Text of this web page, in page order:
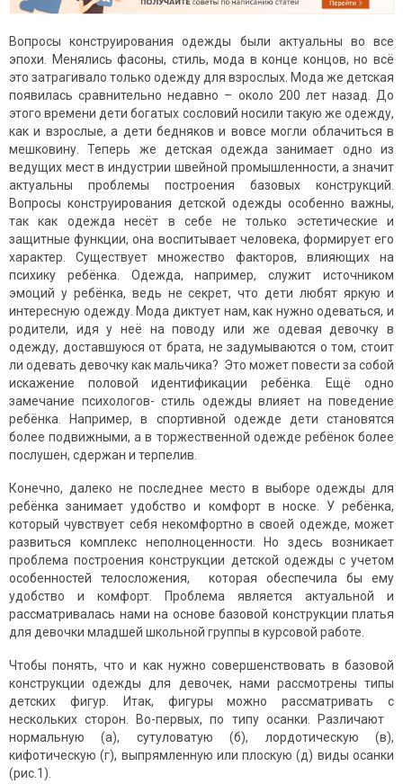
Вопросы конструирования одежды были актуальны во все
эпохи. Менялись фасоны, стиль, мода в конце концов, но всё
это затрагивало только одежду для взрослых. Мода же детская
появилась сравнительно недавно – около 200 лет назад. До
этого времени дети богатых сословий носили такую же одежду,
как и взрослые, а дети бедняков и вовсе могли облачиться в
мешковину. Теперь же детская одежда занимает одно из
ведущих мест в индустрии швейной промышленности, а значит
актуальны проблемы построения базовых конструкций.
Вопросы конструирования детской одежды особенно важны,
так как одежда несёт в себе не только эстетические и
защитные функции, она воспитывает человека, формирует его
характер. Существует множество факторов, влияющих на
психику ребёнка. Одежда, например, служит источником
эмоций у ребёнка, ведь не секрет, что дети любят яркую и
интересную одежду. Мода диктует нам, как нужно одеваться, и
родители, идя у неё на поводу или же одевая девочку в
одежду, доставшуюся от брата, не задумываются о том, стоит
ли одевать девочку как мальчика? Это может повести за собой
искажение половой идентификации ребёнка. Ещё одно
замечание психологов- стиль одежды влияет на поведение
ребёнка. Например, в спортивной одежде дети становятся
более подвижными, а в торжественной одежде ребёнок более
послушен, сдержан и терпелив.
Конечно, далеко не последнее место в выборе одежды для
ребёнка занимает удобство и комфорт в носке. У ребёнка,
который чувствует себя некомфортно в своей одежде, может
развиться комплекс неполноценности. Но здесь возникает
проблема построения конструкции детской одежды с учетом
особенностей телосложения, которая обеспечила бы ему
удобство и комфорт. Проблема является актуальной и
рассматривалась нами на основе базовой конструкции платья
для девочки младшей школьной группы в курсовой работе.
Чтобы понять, что и как нужно совершенствовать в базовой
конструкции одежды для девочек, нами рассмотрены типы
детских фигур. Итак, фигуры можно рассматривать с
нескольких сторон. Во-первых, по типу осанки. Различают
нормальную (а), сутуловатую (б), лордотическую (в),
кифотическую (г), выпрямленную или плоскую (д) виды осанки
(рис.1).